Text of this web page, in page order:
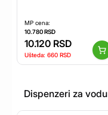
MP cena:
10.780RSD
10.120 RSD
Ušteda: 660 RSD
Dispenzeri za vodu